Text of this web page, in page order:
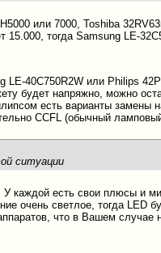
или 7000, Toshiba
15.000, тогда Samsung LE-
40C750R2W или Philips
будет напряжно, можно
есть варианты замены
CCFL (обычный
ситуации
У каждой есть свои плюсы и
очень светлое, тогда LED
что в Вашем случае